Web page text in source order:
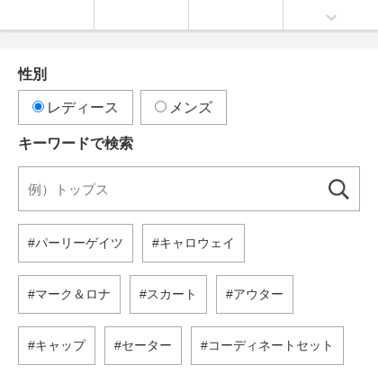
性別
レディース メンズ
キーワードで検索
パーリーゲイツ キャロウェイ
マーク＆ロナ スカート アウター
キャップ セーター コーディネートセット